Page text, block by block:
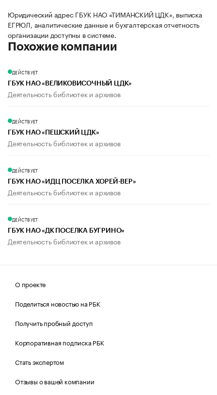
Юридический адрес ГБУК НАО «ТИМАНСКИЙ ЦДК», выписка
ЕГРЮЛ, аналитические данные и бухгалтерская отчетность
организации доступны в системе.
Похожие компании
ДЕЙСТВУЕТ
ГБУК НАО «ВЕЛИКОВИСОЧНЫЙ ЦДК»
Деятельность библиотек и архивов
ДЕЙСТВУЕТ
ГБУК НАО «ПЕШСКИЙ ЦДК»
Деятельность библиотек и архивов
ДЕЙСТВУЕТ
ГБУК НАО «ИДЦ ПОСЕЛКА ХОРЕЙ-ВЕР»
Деятельность библиотек и архивов
ДЕЙСТВУЕТ
ГБУК НАО «ДК ПОСЕЛКА БУГРИНО»
Деятельность библиотек и архивов
О проекте
Поделиться новостью на РБК
Получить пробный доступ
Корпоративная подписка РБК
Стать экспертом
Отзывы о вашей компании